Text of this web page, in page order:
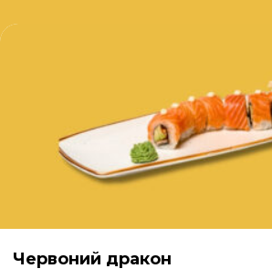
Червоний дракон